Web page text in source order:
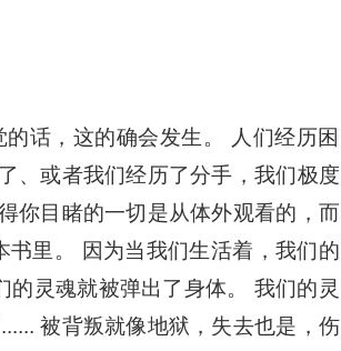
话，这的确会发生。 人们经历困
、或者我们经历了分手，我们极度
你目睹的一切是从体外观看的，而
里。 因为当我们生活着，我们的
的灵魂就被弹出了身体。 我们的灵
被背叛就像地狱，失去也是，伤